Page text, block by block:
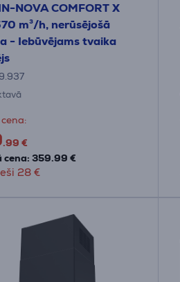
NOVA COMFORT X
m³/h, nerūsējošā
- Iebūvējams tvaika
.99 €
cena: 359.99 €
28 €